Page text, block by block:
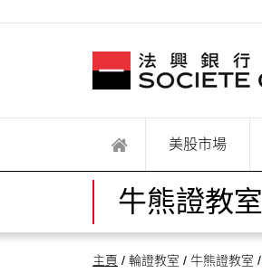
美股市場
牛熊證教室
主頁 / 輪證教室 / 牛熊證教室 /